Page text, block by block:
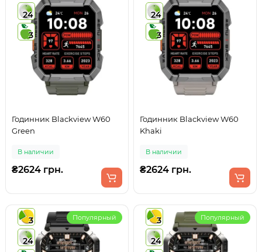
24
3
Годинник Blackview W60
Green
В наличии
₴2624 грн.
24
3
Годинник Blackview W60
Khaki
В наличии
₴2624 грн.
3
24
Популярный
3
24
Популярный